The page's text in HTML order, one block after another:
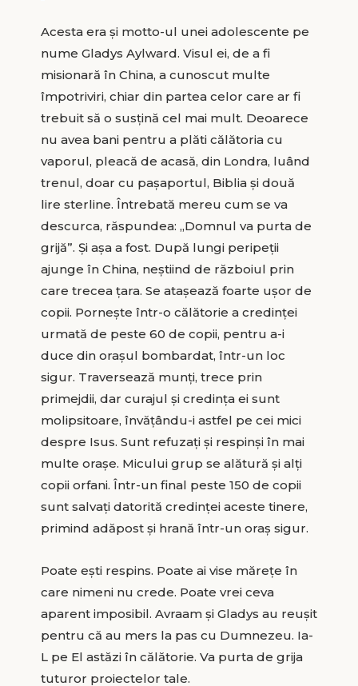
Acesta era și motto-ul unei adolescente pe
nume Gladys Aylward. Visul ei, de a fi
misionară în China, a cunoscut multe
împotriviri, chiar din partea celor care ar fi
trebuit să o susțină cel mai mult. Deoarece
nu avea bani pentru a plăti călătoria cu
vaporul, pleacă de acasă, din Londra, luând
trenul, doar cu pașaportul, Biblia și două
lire sterline. Întrebată mereu cum se va
descurca, răspundea: „Domnul va purta de
grijă”. Și așa a fost. După lungi peripeții
ajunge în China, neștiind de războiul prin
care trecea țara. Se atașează foarte ușor de
copii. Pornește într-o călătorie a credinței
urmată de peste 60 de copii, pentru a-i
duce din orașul bombardat, într-un loc
sigur. Traversează munți, trece prin
primejdii, dar curajul și credința ei sunt
molipsitoare, învățându-i astfel pe cei mici
despre Isus. Sunt refuzați și respinși în mai
multe orașe. Micului grup se alătură și alți
copii orfani. Într-un final peste 150 de copii
sunt salvați datorită credinței aceste tinere,
primind adăpost și hrană într-un oraș sigur.
Poate ești respins. Poate ai vise mărețe în
care nimeni nu crede. Poate vrei ceva
aparent imposibil. Avraam și Gladys au reușit
pentru că au mers la pas cu Dumnezeu. Ia-
L pe El astăzi în călătorie. Va purta de grija
tuturor proiectelor tale.